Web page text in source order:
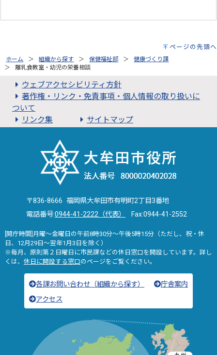
ページの先頭へ
ホーム 組織から探す 保健福祉部
健康づくり課
離乳食教室・幼児の栄養相談
ウェブアクセシビリティ方針
著作権・リンク・免責事項・個人情報の取り扱いに
ついて
リンク集
サイトマップ
〒836-8666 福岡県大牟田市有明町2丁目3番地
電話番号:0944-41-2222（代表） Fax:0944-41-2552
[開庁時間]月曜～金曜日の午前8時30分～午後5時15分（ただし、祝・休
日、12月29日～翌年1月3日を除く）
※毎月、原則第２日曜日に市民課などの休日窓口を開設しています。詳し
くは、 休日に開設する窓口のページをご覧ください。
各課お問い合わせ（組織から探す）
庁舎案内
アクセス